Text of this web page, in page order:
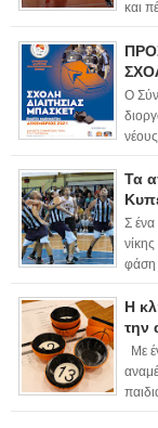
και
Ο
Τα
Σ ένα
φάση
Η
την
Με